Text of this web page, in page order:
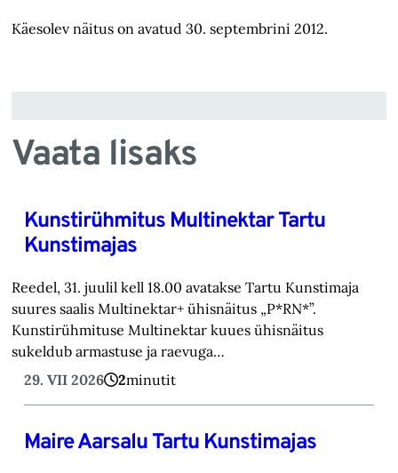
Käesolev näitus on avatud 30. septembrini 2012.
Vaata lisaks
Kunstirühmitus Multinektar Tartu
Kunstimajas
Reedel, 31. juulil kell 18.00 avatakse Tartu Kunstimaja
suures saalis Multinektar+ ühisnäitus „P*RN*”.
Kunstirühmituse Multinektar kuues ühisnäitus
sukeldub armastuse ja raevuga…
29. VII 2026
2minutit
Maire Aarsalu Tartu Kunstimajas